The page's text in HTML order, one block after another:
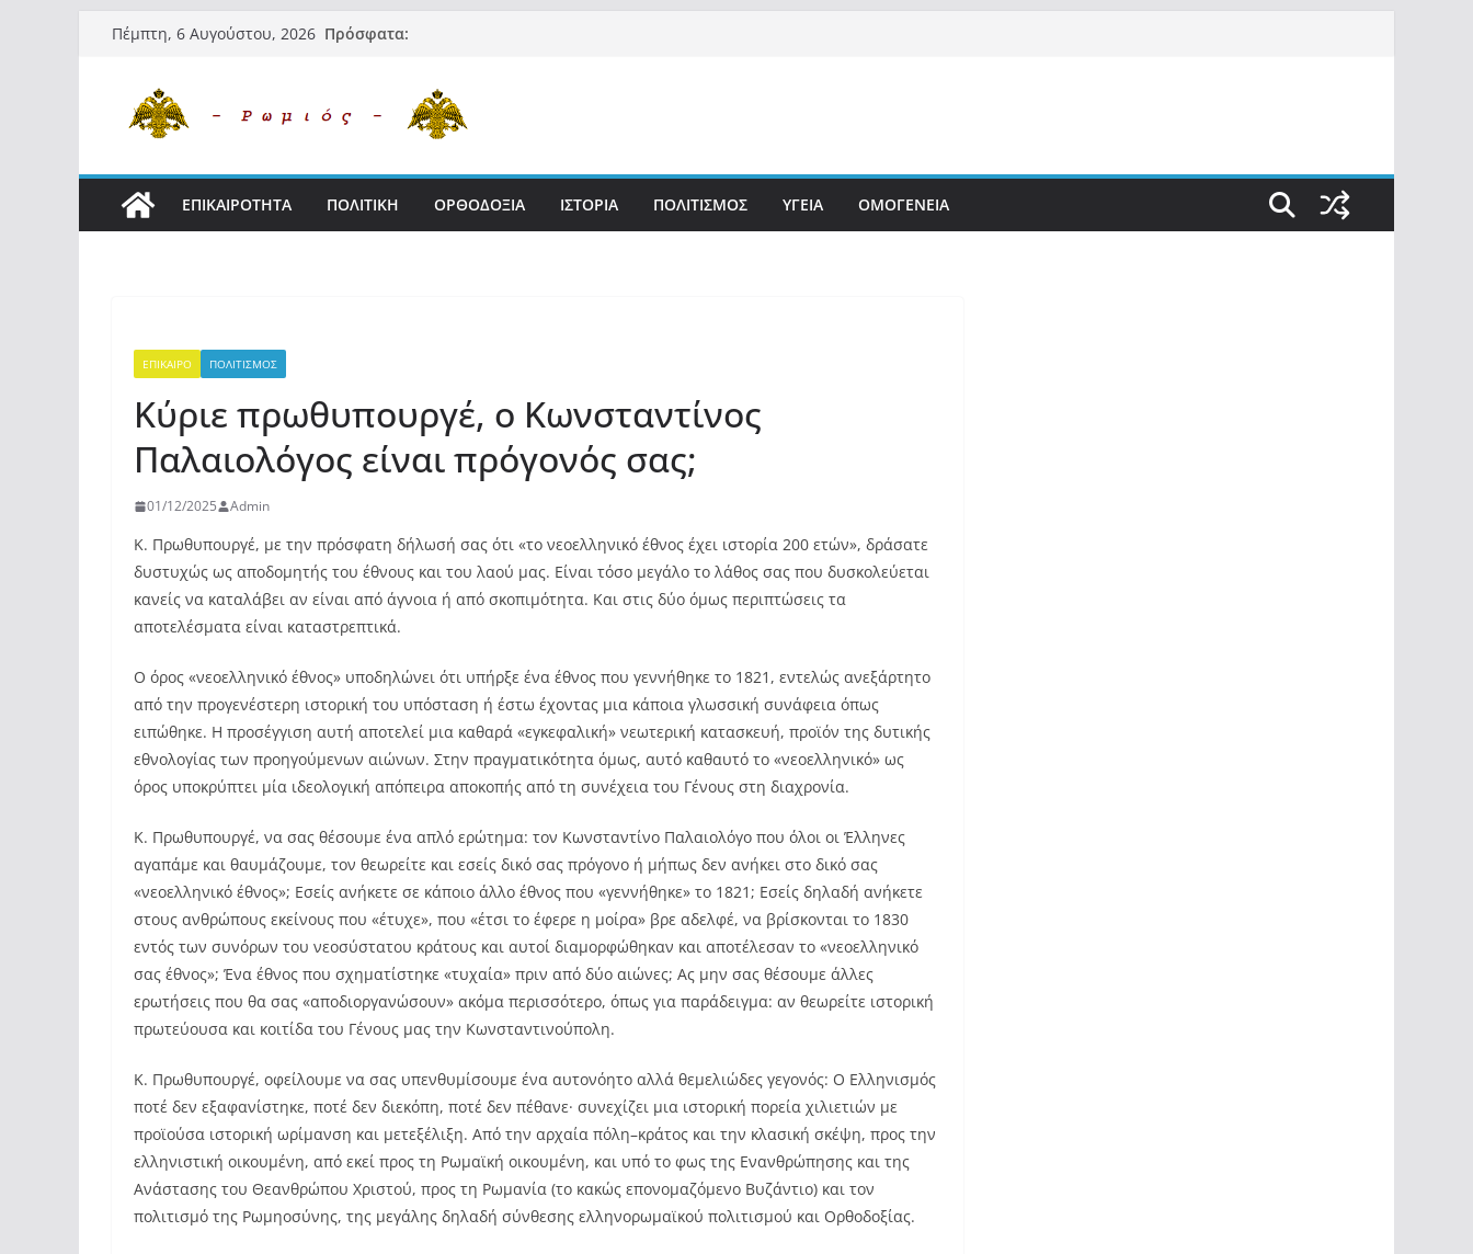
Μετάβαση
περιεχόμενο
Πέμπτη, 6 Αυγούστου, 2026 Πρόσφατα:
ΕΠΙΚΑΙΡΟΤΗΤΑ ΠΟΛΙΤΙΚΗ ΟΡΘΟΔΟΞΙΑ ΙΣΤΟΡΙΑ ΠΟΛΙΤΙΣΜΟΣ ΥΓΕΙΑ ΟΜΟΓΕΝΕΙΑ
ΕΠΙΚΑΙΡΟ ΠΟΛΙΤΙΣΜΟΣ
Κύριε πρωθυπουργέ, ο Κωνσταντίνος
Παλαιολόγος είναι πρόγονός σας;
01/12/2025 Admin
Κ. Πρωθυπουργέ, με την πρόσφατη δήλωσή σας ότι «το νεοελληνικό έθνος έχει ιστορία 200 ετών», δράσατε
δυστυχώς ως αποδομητής του έθνους και του λαού μας. Είναι τόσο μεγάλο το λάθος σας που δυσκολεύεται
κανείς να καταλάβει αν είναι από άγνοια ή από σκοπιμότητα. Και στις δύο όμως περιπτώσεις τα
αποτελέσματα είναι καταστρεπτικά.
Ο όρος «νεοελληνικό έθνος» υποδηλώνει ότι υπήρξε ένα έθνος που γεννήθηκε το 1821, εντελώς ανεξάρτητο
από την προγενέστερη ιστορική του υπόσταση ή έστω έχοντας μια κάποια γλωσσική συνάφεια όπως
ειπώθηκε. Η προσέγγιση αυτή αποτελεί μια καθαρά «εγκεφαλική» νεωτερική κατασκευή, προϊόν της δυτικής
εθνολογίας των προηγούμενων αιώνων. Στην πραγματικότητα όμως, αυτό καθαυτό το «νεοελληνικό» ως
όρος υποκρύπτει μία ιδεολογική απόπειρα αποκοπής από τη συνέχεια του Γένους στη διαχρονία.
Κ. Πρωθυπουργέ, να σας θέσουμε ένα απλό ερώτημα: τον Κωνσταντίνο Παλαιολόγο που όλοι οι Έλληνες
αγαπάμε και θαυμάζουμε, τον θεωρείτε και εσείς δικό σας πρόγονο ή μήπως δεν ανήκει στο δικό σας
«νεοελληνικό έθνος»; Εσείς ανήκετε σε κάποιο άλλο έθνος που «γεννήθηκε» το 1821; Εσείς δηλαδή ανήκετε
στους ανθρώπους εκείνους που «έτυχε», που «έτσι το έφερε η μοίρα» βρε αδελφέ, να βρίσκονται το 1830
εντός των συνόρων του νεοσύστατου κράτους και αυτοί διαμορφώθηκαν και αποτέλεσαν το «νεοελληνικό
σας έθνος»; Ένα έθνος που σχηματίστηκε «τυχαία» πριν από δύο αιώνες; Ας μην σας θέσουμε άλλες
ερωτήσεις που θα σας «αποδιοργανώσουν» ακόμα περισσότερο, όπως για παράδειγμα: αν θεωρείτε ιστορική
πρωτεύουσα και κοιτίδα του Γένους μας την Κωνσταντινούπολη.
Κ. Πρωθυπουργέ, οφείλουμε να σας υπενθυμίσουμε ένα αυτονόητο αλλά θεμελιώδες γεγονός: Ο Ελληνισμός
ποτέ δεν εξαφανίστηκε, ποτέ δεν διεκόπη, ποτέ δεν πέθανε· συνεχίζει μια ιστορική πορεία χιλιετιών με
προϊούσα ιστορική ωρίμανση και μετεξέλιξη. Από την αρχαία πόλη–κράτος και την κλασική σκέψη, προς την
ελληνιστική οικουμένη, από εκεί προς τη Ρωμαϊκή οικουμένη, και υπό το φως της Ενανθρώπησης και της
Ανάστασης του Θεανθρώπου Χριστού, προς τη Ρωμανία (το κακώς επονομαζόμενο Βυζάντιο) και τον
πολιτισμό της Ρωμηοσύνης, της μεγάλης δηλαδή σύνθεσης ελληνορωμαϊκού πολιτισμού και Ορθοδοξίας.